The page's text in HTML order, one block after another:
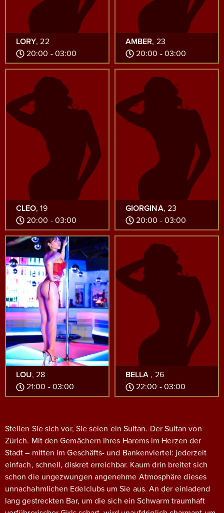
LORY, 22
20:00 - 03:00
AMBER, 23
20:00 - 03:00
CLEO, 19
20:00 - 03:00
GIORGINA, 23
20:00 - 03:00
LOU, 28
21:00 - 03:00
BELLA , 26
22:00 - 03:00
Stellen Sie sich vor, Sie seien ein Sultan. Der Sultan von
Zürich. Mit den Gemächern Ihres Harems im Herzen der
Stadt – mitten im Geschäfts- und Bankenviertel: jederzeit
einfach, schnell, diskret erreichbar. Kaum drin breitet sich
schon die ungezwungen angenehme Atmosphäre dieses
unnachahmlichen Edelclubs um Sie aus. An der einladend
lang gestreckten Bar, um die sich ein Schwarm traumhaft